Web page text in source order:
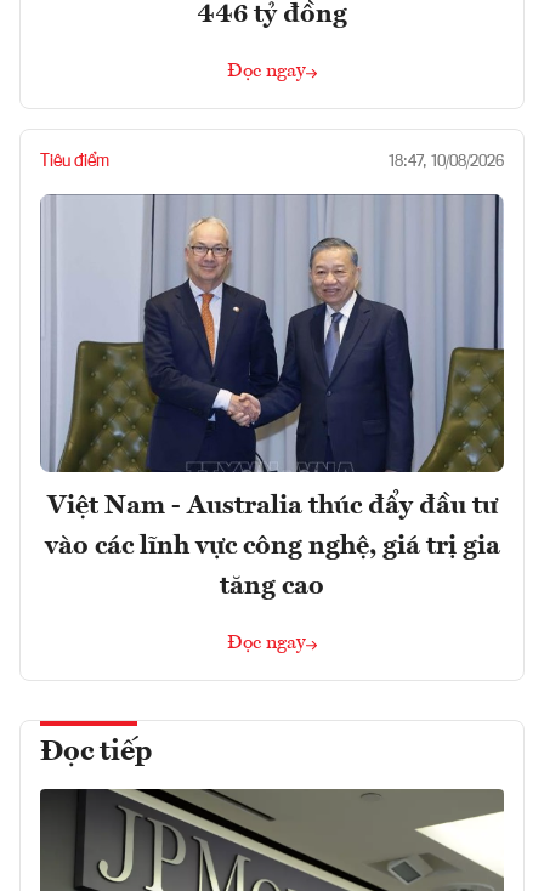
446 tỷ đồng
Đọc ngay
Tiêu điểm 18:47, 10/08/2026
Việt Nam - Australia thúc đẩy đầu tư
vào các lĩnh vực công nghệ, giá trị gia
tăng cao
Đọc ngay
Đọc tiếp